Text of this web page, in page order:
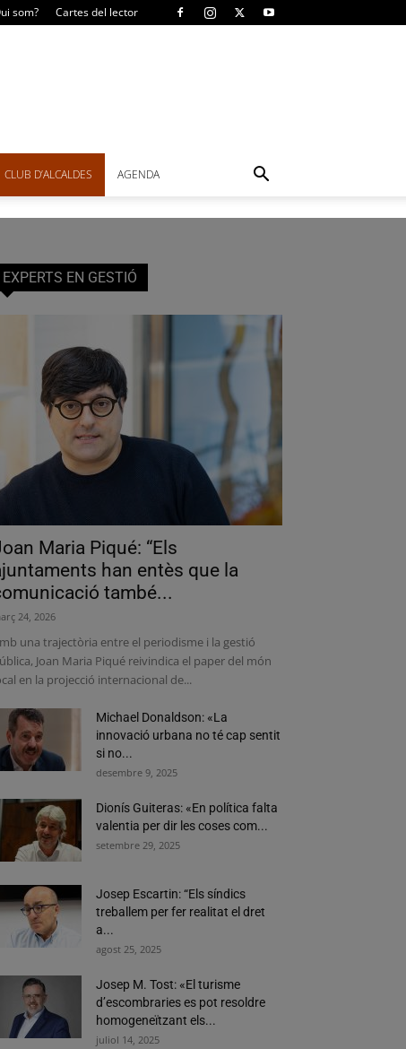
som? Cartes del lector
CLUB D’ALCALDES AGENDA
EXPERTS EN GESTIÓ
Maria Piqué: “Els
han entès que la
també...
24, 2026
una trajectòria entre el periodisme i la gestió
Joan Maria Piqué reivindica el paper del món
en la projecció internacional de...
Michael Donaldson: «La
innovació urbana no té cap sentit
si no...
desembre 9, 2025
Dionís Guiteras: «En política falta
valentia per dir les coses com...
setembre 29, 2025
Josep Escartin: “Els síndics
treballem per fer realitat el dret
a...
agost 25, 2025
Josep M. Tost: «El turisme
d’escombraries es pot resoldre
homogeneïtzant els...
juliol 14, 2025